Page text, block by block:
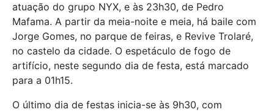
atuação do grupo NYX, e às 23h30, de Pedro
Mafama. A partir da meia-noite e meia, há baile com
Jorge Gomes, no parque de feiras, e Revive Trolaré,
no castelo da cidade. O espetáculo de fogo de
artifício, neste segundo dia de festa, está marcado
para a 01h15.
O último dia de festas inicia-se às 9h30, com